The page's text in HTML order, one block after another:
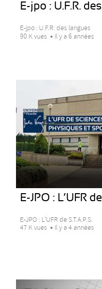
E-jpo : U.F.R.
E-jpo : U.F.R. des langues
90 K vues
Il y a 6 années
E-JPO : L’UFR
E-JPO : L’UFR de S.T.A.P.S.
47 K vues
Il y a 4 années